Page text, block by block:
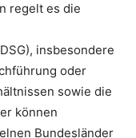
regelt es die
insbesondere
oder
sowie die
können
Bundesländer